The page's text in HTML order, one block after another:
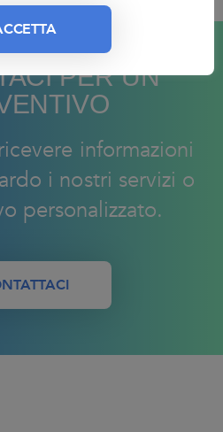
PER UN
informazioni
i nostri servizi o
personalizzato.